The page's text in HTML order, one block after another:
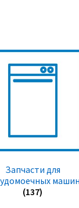
Запчасти для
машин
(137)